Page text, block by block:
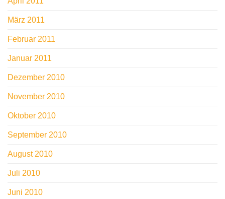
März 2011
Februar 2011
Januar 2011
Dezember 2010
November 2010
Oktober 2010
September 2010
August 2010
Juli 2010
Juni 2010